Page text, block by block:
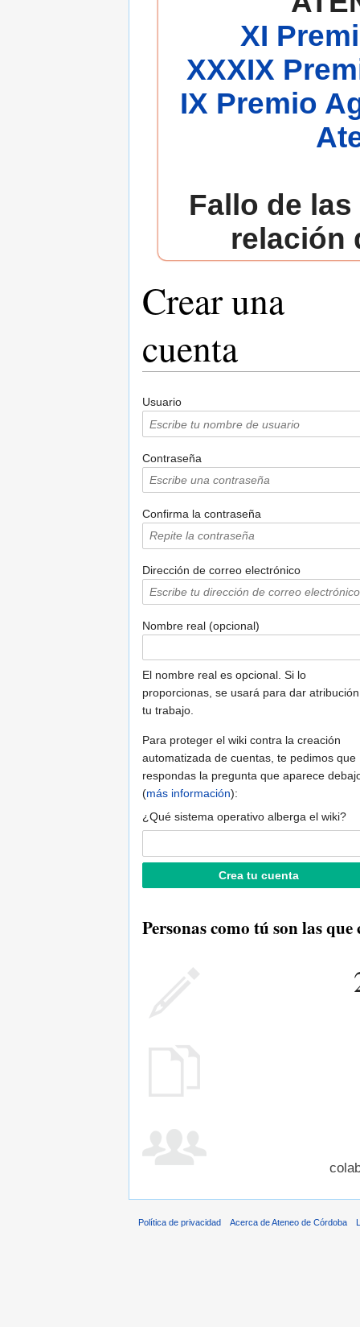
XI
XXXIX
IX Premio
Fallo de
relación
Crear una
cuenta
Usuario
Contraseña
Confirma la contraseña
Dirección de correo electrónico
Nombre real (opcional)
El nombre real es opcional. Si lo
proporcionas, se usará para dar
tu trabajo.
Para proteger el wiki contra la creación
automatizada de cuentas, te pedimos que
respondas la pregunta que aparece
(más información):
¿Qué sistema operativo alberga el wiki?
Personas como tú son las
Política de privacidad Acerca de Ateneo de Córdoba